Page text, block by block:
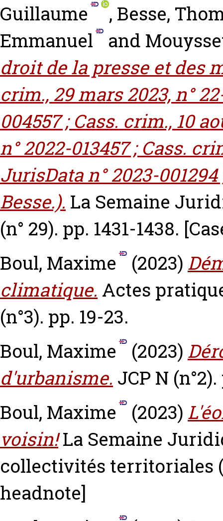
Guillaume
, Besse,
Emmanuel
and
droit de la presse et des
crim., 29 mars 2023, n°
004557 ; Cass. crim., 10
n° 2022-013457 ; Cass.
JurisData n° 2023-001294
Besse.). La Semaine
(n° 29). pp. 1431-1438.
Boul, Maxime
(2023)
climatique. Actes
(n°3). pp. 19-23.
Boul, Maxime
(2023)
d'urbanisme. JCP N
Boul, Maxime
(2023)
voisin! La Semaine
collectivités territoriales
headnote]